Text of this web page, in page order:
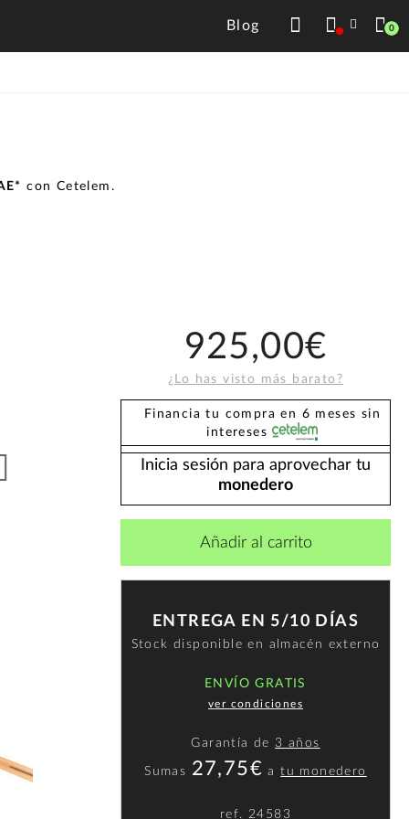
Blog 0
con Cetelem.
925,00€
¿Lo has visto más barato?
Financia tu compra en 6 meses sin
intereses
Inicia sesión para aprovechar tu
monedero
Añadir al carrito
ENTREGA EN 5/10 DÍAS
Stock disponible en almacén externo
ENVÍO GRATIS
ver condiciones
Garantía de 3 años
Sumas 27,75€ atu monedero
ref. 24583